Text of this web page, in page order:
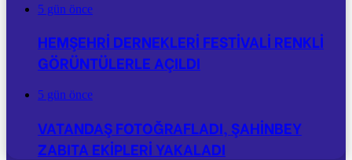
5 gün önce
HEMŞEHRİ DERNEKLERİ FESTİVALİ RENKLİ
GÖRÜNTÜLERLE AÇILDI
5 gün önce
VATANDAŞ FOTOĞRAFLADI, ŞAHİNBEY
ZABITA EKİPLERİ YAKALADI